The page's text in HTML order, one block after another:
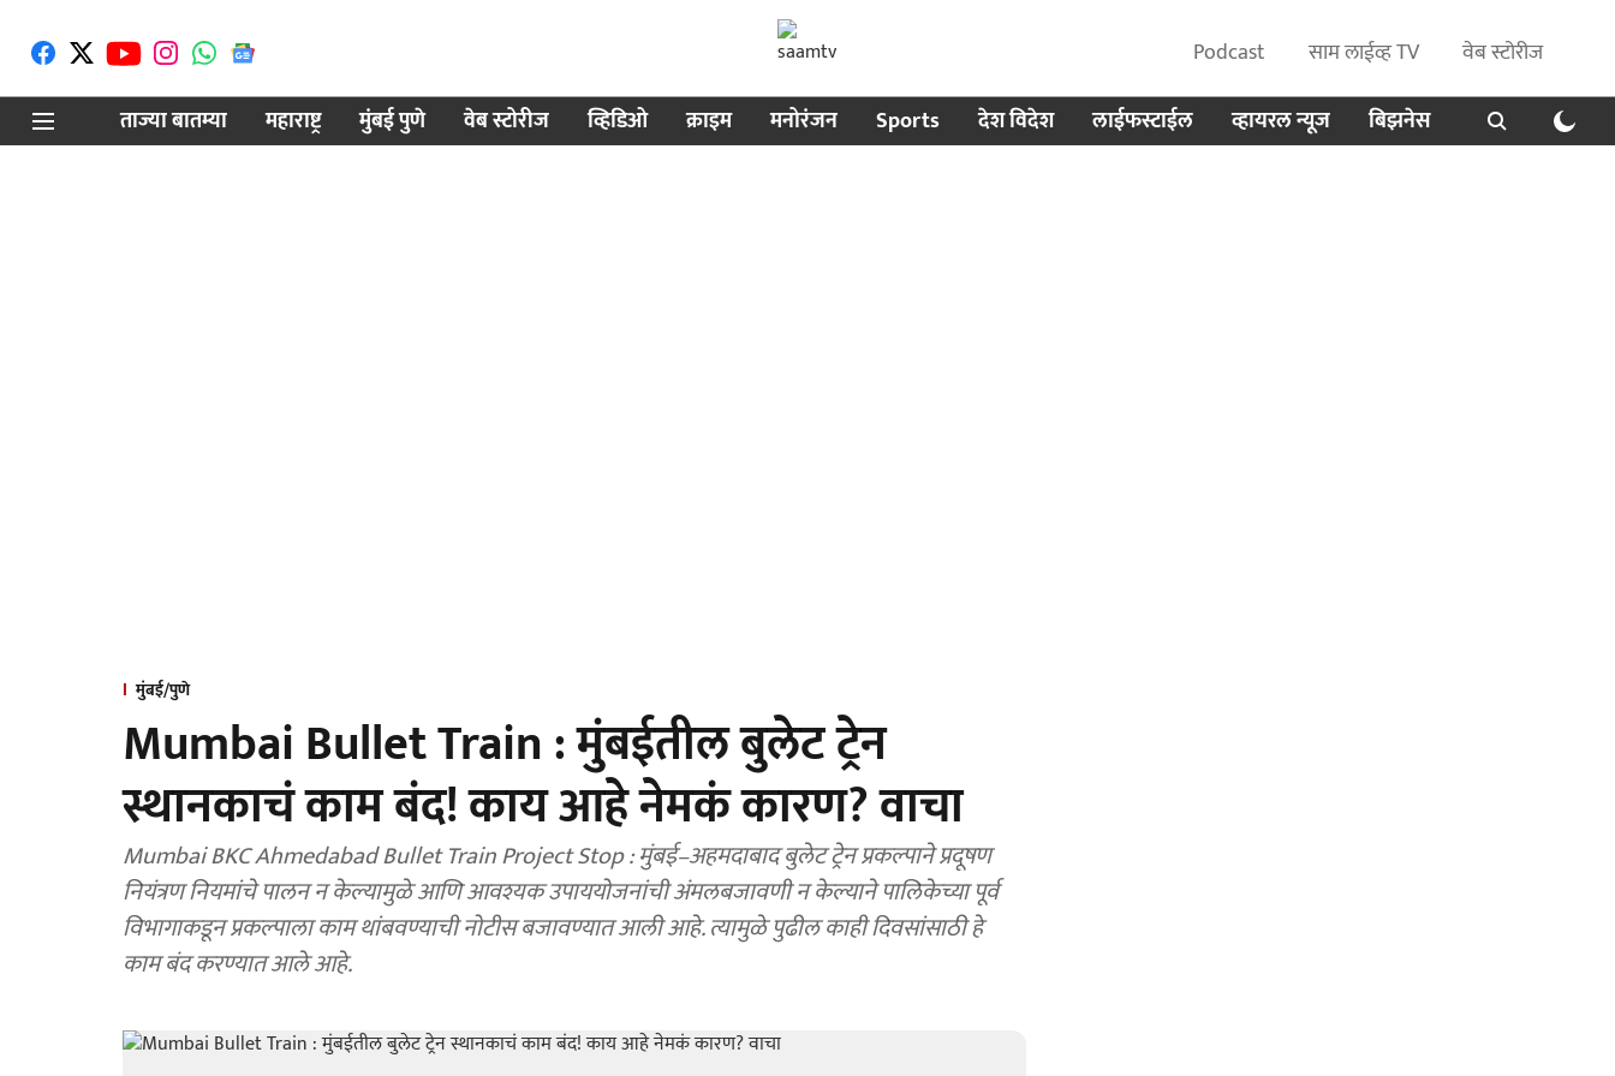
Podcast साम लाईव्ह TV
वेब स्टोरीज
ताज्या बातम्या
महाराष्ट्र मुंबई पुणे वेब स्टोरीज व्हिडिओ क्राइम मनोरंजन Sports देश विदेश लाईफस्टाईल व्हायरल न्यूज बिझनेस
मुंबई/पुणे
Mumbai Bullet Train : मुंबईतील बुलेट ट्रेन
स्थानकाचं काम बंद! काय आहे नेमकं कारण? वाचा
Mumbai BKC Ahmedabad Bullet Train Project Stop : मुंबई–अहमदाबाद बुलेट ट्रेन प्रकल्पाने प्रदूषण
नियंत्रण नियमांचे पालन न केल्यामुळे आणि आवश्यक उपाययोजनांची अंमलबजावणी न केल्याने पालिकेच्या पूर्व
विभागाकडून प्रकल्पाला काम थांबवण्याची नोटीस बजावण्यात आली आहे. त्यामुळे पुढील काही दिवसांसाठी हे
काम बंद करण्यात आले आहे.